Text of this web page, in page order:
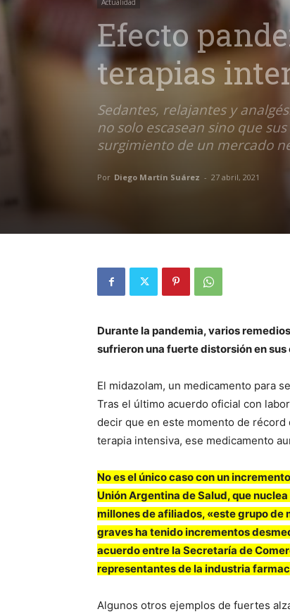
Actualidad
Efecto
terapias
Sedantes, relajantes y
no solo escasean sino que
surgimiento de un mercado
Por Diego Martín Suárez - 27 abril, 2021
Durante la pandemia, varios
sufrieron una fuerte distorsión en sus
El midazolam, un medicamento para
Tras el último acuerdo oficial con
decir que en este momento de
terapia intensiva, ese medicamento
No es el único caso con un
Unión Argentina de Salud, que
millones de afiliados, «este grupo de
graves ha tenido incrementos
acuerdo entre la Secretaría de
representantes de la industria
Algunos otros ejemplos de fuertes